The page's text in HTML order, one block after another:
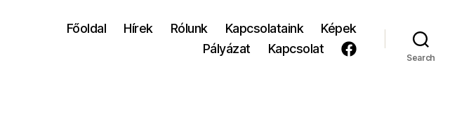
Főoldal Hírek Rólunk Kapcsolataink
Képek
Pályázat
Kapcsolat
Search